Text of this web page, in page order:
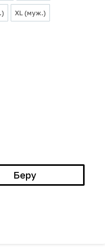
XL (муж.)